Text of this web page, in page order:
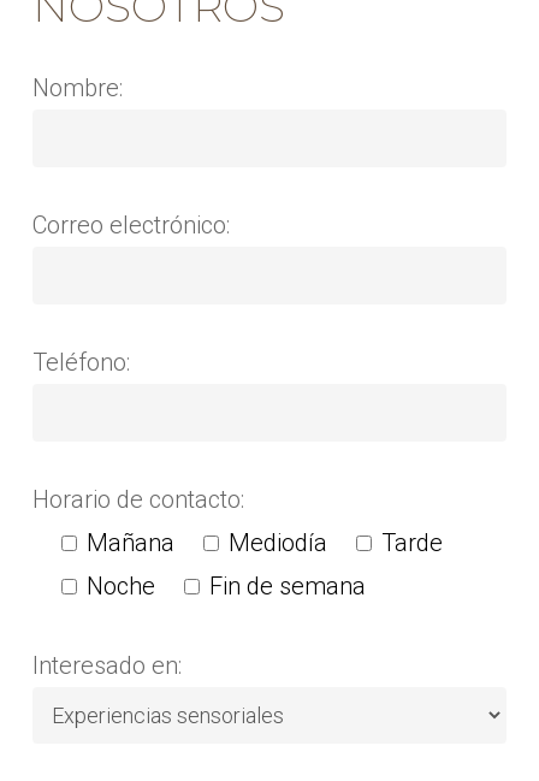
Nombre:
Correo electrónico:
Teléfono:
Horario de contacto:
Mañana
Mediodía
Tarde
Noche
Fin de semana
Interesado en: